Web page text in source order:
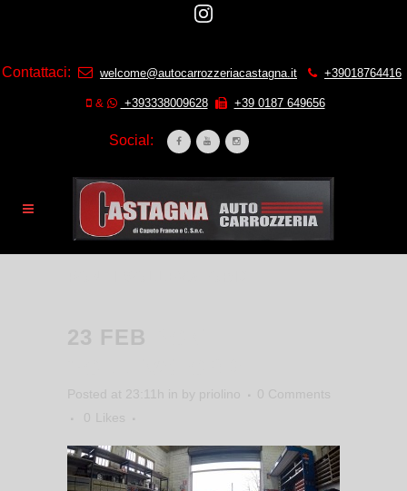
Contattaci: welcome@autocarrozzeriacastagna.it +39018764416
& +393338009628 +39 0187 649656
Social:
23 FEB
Posted at 23:11h in by priolino
0 Comments
0
Likes